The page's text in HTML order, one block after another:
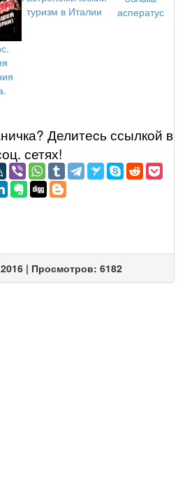
туризм в Италии
асператус
Делитеcь ссылкой в
сетях!
| Просмотров: 6182